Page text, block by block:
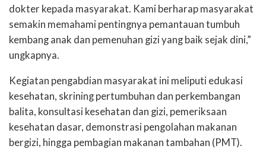
dokter kepada masyarakat. Kami berharap masyarakat
semakin memahami pentingnya pemantauan tumbuh
kembang anak dan pemenuhan gizi yang baik sejak dini,”
ungkapnya.
Kegiatan pengabdian masyarakat ini meliputi edukasi
kesehatan, skrining pertumbuhan dan perkembangan
balita, konsultasi kesehatan dan gizi, pemeriksaan
kesehatan dasar, demonstrasi pengolahan makanan
bergizi, hingga pembagian makanan tambahan (PMT).